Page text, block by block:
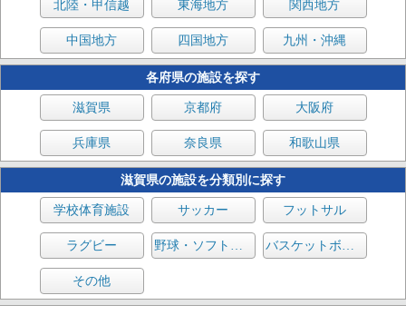
北陸・甲信越 東海地方 関西地方
中国地方 四国地方 九州・沖縄
各府県の施設を探す
滋賀県 京都府 大阪府
兵庫県 奈良県 和歌山県
滋賀県の施設を分類別に探す
学校体育施設 サッカー フットサル
ラグビー 野球・ソフトボール バスケットボール
その他